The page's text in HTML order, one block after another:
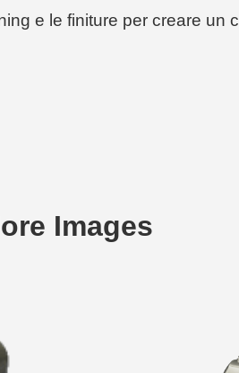
e le finiture per creare un
Images